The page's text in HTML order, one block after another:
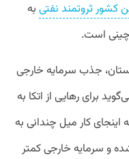
کشور ثروتمند نفتی به
است.
جذب سرمایه خارجی
برای رهایی از اتکا به
اینجای کار میل چندانی به
و سرمایه‌ خارجی کمتر